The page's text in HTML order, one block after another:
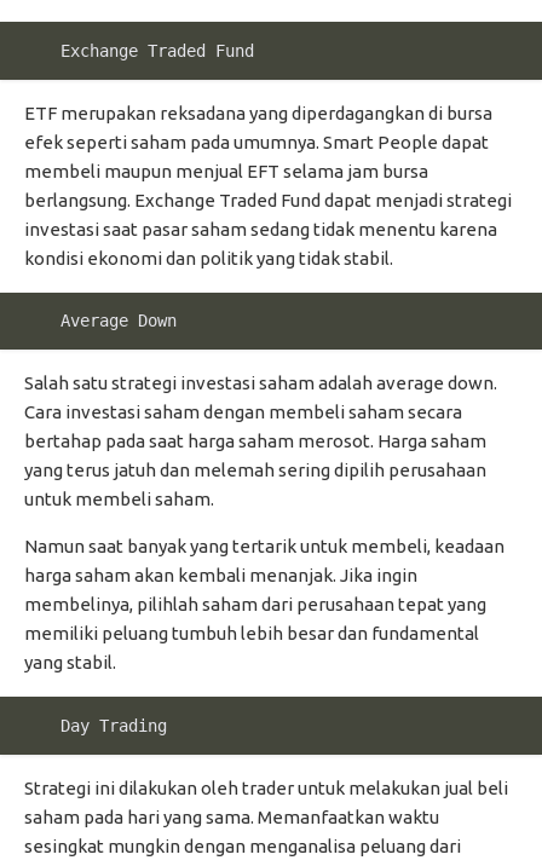
    Exchange Traded Fund
ETF merupakan reksadana yang diperdagangkan di bursa
efek seperti saham pada umumnya. Smart People dapat
membeli maupun menjual EFT selama jam bursa
berlangsung. Exchange Traded Fund dapat menjadi strategi
investasi saat pasar saham sedang tidak menentu karena
kondisi ekonomi dan politik yang tidak stabil.
    Average Down
Salah satu strategi investasi saham adalah average down.
Cara investasi saham dengan membeli saham secara
bertahap pada saat harga saham merosot. Harga saham
yang terus jatuh dan melemah sering dipilih perusahaan
untuk membeli saham.
Namun saat banyak yang tertarik untuk membeli, keadaan
harga saham akan kembali menanjak. Jika ingin
membelinya, pilihlah saham dari perusahaan tepat yang
memiliki peluang tumbuh lebih besar dan fundamental
yang stabil.
    Day Trading
Strategi ini dilakukan oleh trader untuk melakukan jual beli
saham pada hari yang sama. Memanfaatkan waktu
sesingkat mungkin dengan menganalisa peluang dari